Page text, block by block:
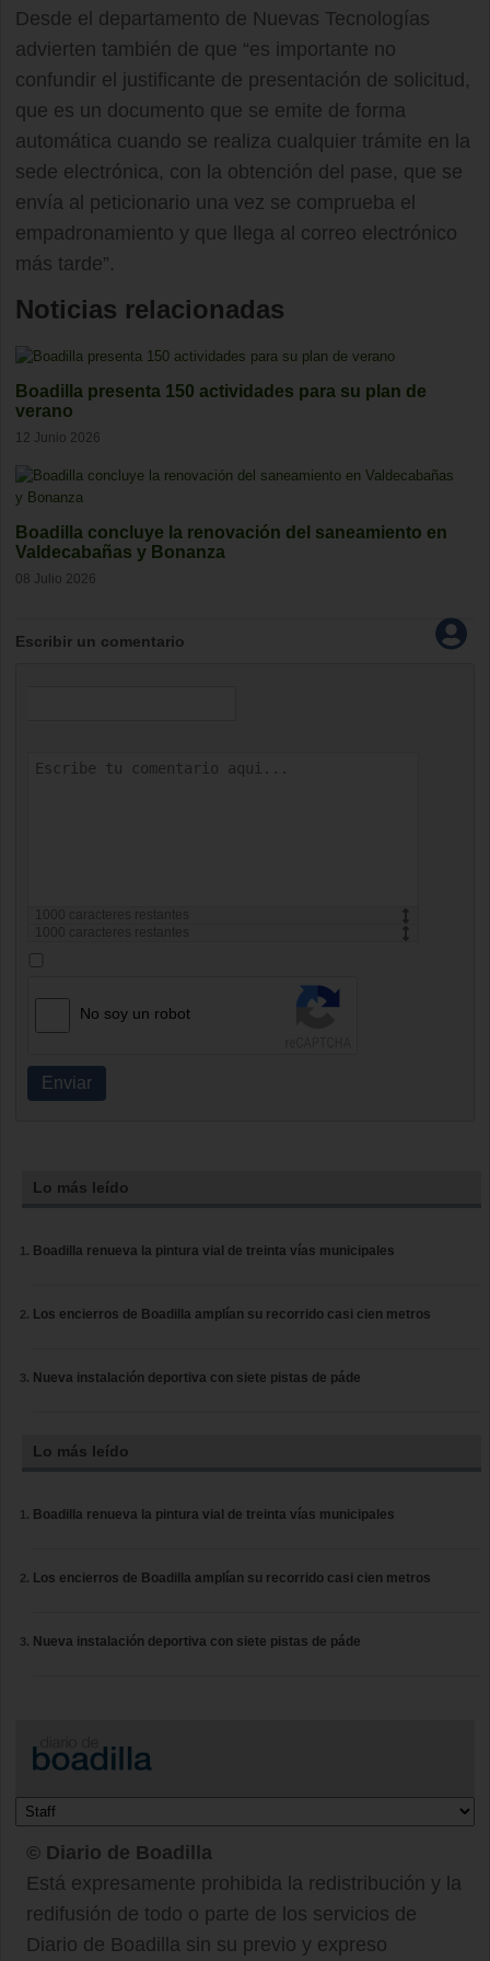
Desde el departamento de Nuevas Tecnologías
advierten también de que “es importante no
confundir el justificante de presentación de solicitud,
que es un documento que se emite de forma
automática cuando se realiza cualquier trámite en la
sede electrónica, con la obtención del pase, que se
envía al peticionario una vez se comprueba el
empadronamiento y que llega al correo electrónico
más tarde”.
Noticias relacionadas
Boadilla presenta 150 actividades para su plan de
verano
12 Junio 2026
Boadilla concluye la renovación del saneamiento en
Valdecabañas y Bonanza
08 Julio 2026
Escribir un comentario
1000
caracteres restantes
1000
caracteres restantes
No soy un robot
Enviar
Lo más leído
Boadilla renueva la pintura vial de treinta vías municipales
Los encierros de Boadilla amplían su recorrido casi cien metros
Nueva instalación deportiva con siete pistas de páde
Lo más leído
Boadilla renueva la pintura vial de treinta vías municipales
Los encierros de Boadilla amplían su recorrido casi cien metros
Nueva instalación deportiva con siete pistas de páde
© Diario de Boadilla
Está expresamente prohibida la redistribución y la
redifusión de todo o parte de los servicios de
Diario de Boadilla sin su previo y expreso